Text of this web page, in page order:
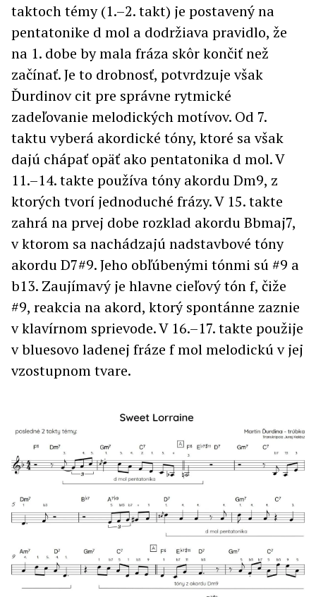
taktoch témy (1.–2. takt) je postavený na
pentatonike d mol a dodržiava pravidlo, že
na 1. dobe by mala fráza skôr končiť než
začínať. Je to drobnosť, potvrdzuje však
Ďurdinov cit pre správne rytmické
zadeľovanie melodických motívov. Od 7.
taktu vyberá akordické tóny, ktoré sa však
dajú chápať opäť ako pentatonika d mol. V
11.–14. takte používa tóny akordu Dm9, z
ktorých tvorí jednoduché frázy. V 15. takte
zahrá na prvej dobe rozklad akordu Bbmaj7,
v ktorom sa nachádzajú nadstavbové tóny
akordu D7#9. Jeho obľúbenými tónmi sú #9 a
b13. Zaujímavý je hlavne cieľový tón f, čiže
#9, reakcia na akord, ktorý spontánne zaznie
v klavírnom sprievode. V 16.–17. takte použije
v bluesovo ladenej fráze f mol melodickú v jej
vzostupnom tvare.